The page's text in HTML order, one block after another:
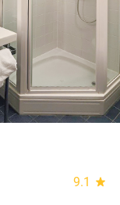
9.1 star